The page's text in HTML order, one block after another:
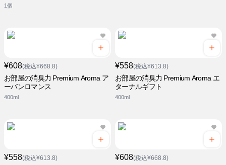
1個
¥608(税込¥668.8)
お部屋の消臭力 Premium Aroma ア
ーバンロマンス
400ml
¥558(税込¥613.8)
お部屋の消臭力 Premium Aroma エ
ターナルギフト
400ml
¥558(税込¥613.8) ¥608(税込¥668.8)